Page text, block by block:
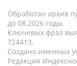
Обработан архив
до 08.2026 годы.
Ключевых фраз
724413.
Создано именных
Редакция